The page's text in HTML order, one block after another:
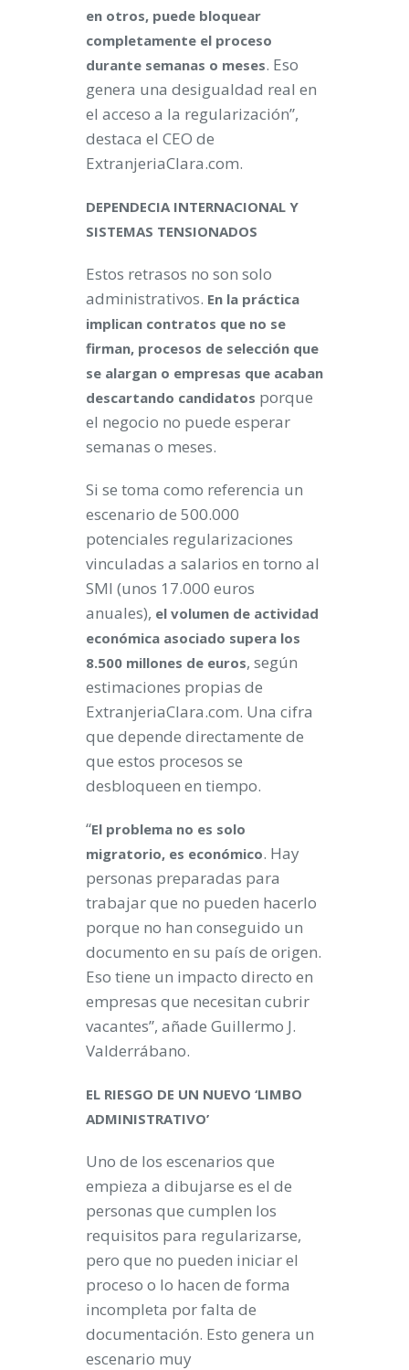
en otros, puede bloquear
completamente el proceso
durante semanas o meses. Eso
genera una desigualdad real en
el acceso a la regularización”,
destaca el CEO de
ExtranjeriaClara.com.
DEPENDECIA INTERNACIONAL Y
SISTEMAS TENSIONADOS
Estos retrasos no son solo
administrativos. En la práctica
implican contratos que no se
firman, procesos de selección que
se alargan o empresas que acaban
descartando candidatos porque
el negocio no puede esperar
semanas o meses.
Si se toma como referencia un
escenario de 500.000
potenciales regularizaciones
vinculadas a salarios en torno al
SMI (unos 17.000 euros
anuales), el volumen de actividad
económica asociado supera los
8.500 millones de euros, según
estimaciones propias de
ExtranjeriaClara.com. Una cifra
que depende directamente de
que estos procesos se
desbloqueen en tiempo.
“El problema no es solo
migratorio, es económico. Hay
personas preparadas para
trabajar que no pueden hacerlo
porque no han conseguido un
documento en su país de origen.
Eso tiene un impacto directo en
empresas que necesitan cubrir
vacantes”, añade Guillermo J.
Valderrábano.
EL RIESGO DE UN NUEVO ‘LIMBO
ADMINISTRATIVO’
Uno de los escenarios que
empieza a dibujarse es el de
personas que cumplen los
requisitos para regularizarse,
pero que no pueden iniciar el
proceso o lo hacen de forma
incompleta por falta de
documentación. Esto genera un
escenario muy